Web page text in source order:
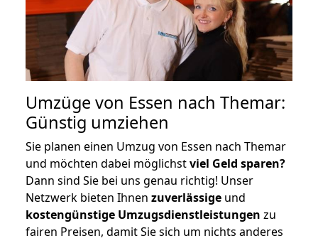
Umzüge von Essen nach Themar:
Günstig umziehen
Sie planen einen Umzug von Essen nach Themar
und möchten dabei möglichstviel Geld sparen?
Dann sind Sie bei uns genau richtig! Unser
Netzwerk bieten Ihnen zuverlässige und
kostengünstige Umzugsdienstleistungen zu
fairen Preisen, damit Sie sich um nichts anderes